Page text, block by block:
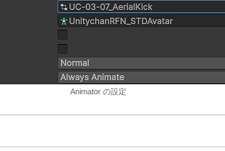
Animator の設定